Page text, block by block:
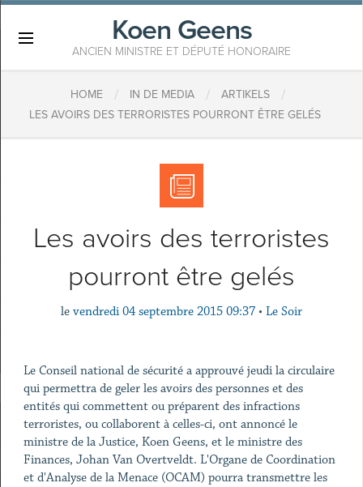
Koen Geens
ANCIEN MINISTRE ET DÉPUTÉ HONORAIRE
HOME / IN DE MEDIA / ARTIKELS /
LES AVOIRS DES TERRORISTES POURRONT ÊTRE GELÉS
Les avoirs des terroristes
pourront être gelés
le vendredi 04 septembre 2015 09:37 • Le Soir
Le Conseil national de sécurité a approuvé jeudi la circulaire
qui permettra de geler les avoirs des personnes et des
entités qui commettent ou préparent des infractions
terroristes, ou collaborent à celles-ci, ont annoncé le
ministre de la Justice, Koen Geens, et le ministre des
Finances, Johan Van Overtveldt. L'Organe de Coordination
et d'Analyse de la Menace (OCAM) pourra transmettre les